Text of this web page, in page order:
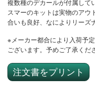
複数種のデカールが付属して
スマーのキットは実物のアウ
合いも良好、なによりリーズ
※メーカー都合により入荷予
ございます。予めご了承くだ
注文書をプリント